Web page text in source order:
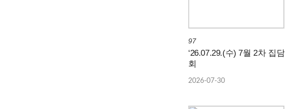
97
‘26.07.29.(수) 7월 2차 집담
회
2026-07-30